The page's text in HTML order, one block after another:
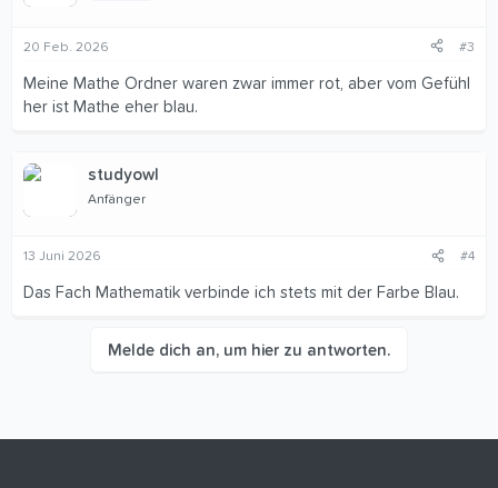
20 Feb. 2026 #3
Meine Mathe Ordner waren zwar immer rot, aber vom Gefühl
her ist Mathe eher blau.
studyowl
Anfänger
13 Juni 2026 #4
Das Fach Mathematik verbinde ich stets mit der Farbe Blau.
Melde dich an, um hier zu antworten.